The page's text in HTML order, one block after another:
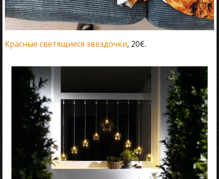
Красные светящиеся звёздочки, 20€.